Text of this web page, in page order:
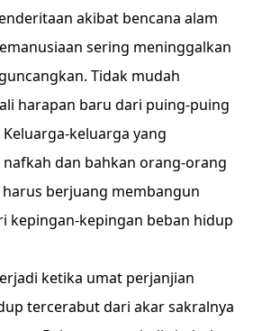
akibat bencana alam
sering meninggalkan
Tidak mudah
harapan baru dari puing-puing
keluarga yang
dan bahkan orang-orang
berjuang membangun
kepingan-kepingan beban hidup
ketika umat perjanjian
tercerabut dari akar sakralnya